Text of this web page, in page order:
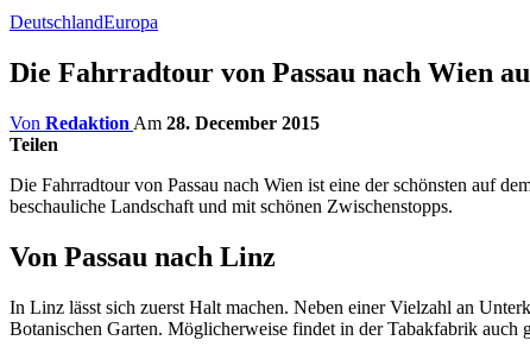
DeutschlandEuropa
Die Fahrradtour von Passau nach Wien
Von Redaktion Am 28. December 2015
Teilen
Die Fahrradtour von Passau nach Wien ist eine der schönsten auf
beschauliche Landschaft und mit schönen Zwischenstopps.
Von Passau nach Linz
In Linz lässt sich zuerst Halt machen. Neben einer Vielzahl an
Botanischen Garten. Möglicherweise findet in der Tabakfabrik auch